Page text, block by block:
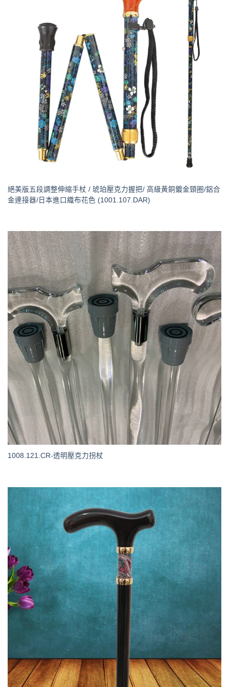
絕美版五段調整伸縮手杖 / 琥珀壓克力握把/ 高級黃銅鍍金頸圈/鋁合
金連接器/日本進口織布花色 (1001.107.DAR)
1008.121.CR-透明壓克力拐杖